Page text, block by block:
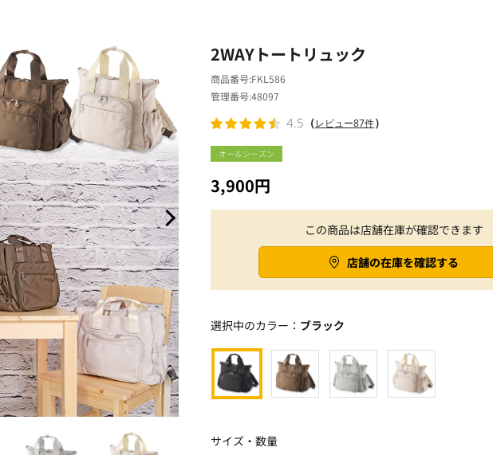
オールシーズン
この商品は店舗在庫が確認できます
店舗の在庫を確認する
2WAYトートリュック
3,900円
商品番号 FKL586
管理番号48097
4.5 （レビュー87件）
選択中のカラー： ブラック
サイズ・数量